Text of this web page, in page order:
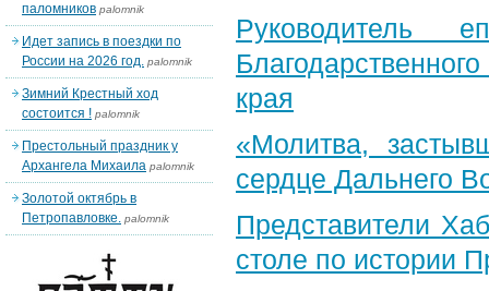
Руководитель
края
«Молитва,
сердце Дальнего
Представители
столе по истории
паломников palomnik
Идет запись в поездки по
России на 2026 год. palomnik
Зимний Крестный ход
состоится ! palomnik
Престольный праздник у
Архангела Михаила palomnik
Золотой октябрь в
Петропавловке. palomnik